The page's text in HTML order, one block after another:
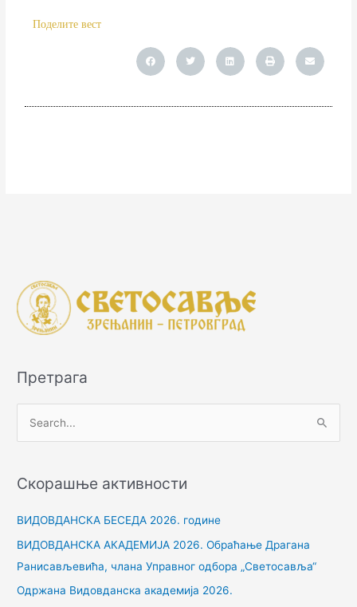
Поделите вест
Претрага
т
з
Скорашње активности
ВИДОВДАНСКА БЕСЕДА 2026. године
ВИДОВДАНСКА АКАДЕМИЈА 2026. Обраћање Драгана
Ранисављевића, члана Управног одбора „Светосавља“
Одржана Видовданска академија 2026.